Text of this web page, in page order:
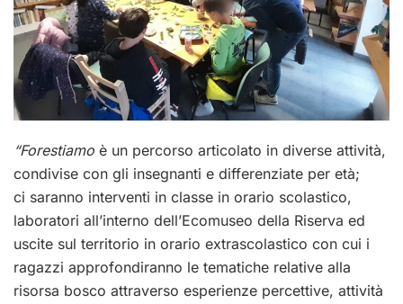
“Forestiamo è un percorso articolato in diverse attività,
condivise con gli insegnanti e differenziate per età;
ci saranno interventi in classe in orario scolastico,
laboratori all’interno dell’Ecomuseo della Riserva ed
uscite sul territorio in orario extrascolastico con cui i
ragazzi approfondiranno le tematiche relative alla
risorsa bosco attraverso esperienze percettive, attività